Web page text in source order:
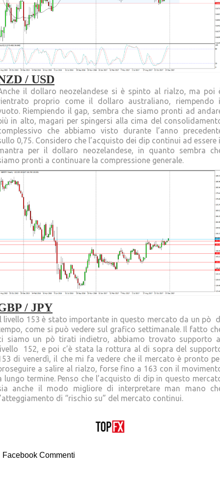
/ USD
il dollaro neozelandese si è spinto al rialzo, ma poi
proprio come il dollaro australiano, riempendo
Riempiendo il gap, sembra che siamo pronti ad
in alto, magari per spingersi alla cima del
che abbiamo visto durante l’anno
0,75. Considero che l’acquisto dei dip continui ad essere
per il dollaro neozelandese, in quanto sembra
pronti a continuare la compressione generale.
/ JPY
livello 153 è stato importante in questo mercato da un pò
come si può vedere sul grafico settimanale. Il fatto
siamo un pò tirati indietro, abbiamo trovato supporto
152, e poi c’è stata la rottura al di sopra del
di venerdì, il che mi fa vedere che il mercato è pronto
a salire al rialzo, forse fino a 163 con il
lungo termine. Penso che l’acquisto di dip in questo
anche il modo migliore di interpretare man mano
di “rischio su” del mercato continui.
Facebook Commenti